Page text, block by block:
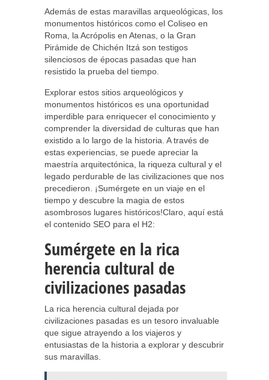
Además de estas maravillas arqueológicas, los
monumentos históricos como el Coliseo en
Roma, la Acrópolis en Atenas, o la Gran
Pirámide de Chichén Itzá son testigos
silenciosos de épocas pasadas que han
resistido la prueba del tiempo.
Explorar estos sitios arqueológicos y
monumentos históricos es una oportunidad
imperdible para enriquecer el conocimiento y
comprender la diversidad de culturas que han
existido a lo largo de la historia. A través de
estas experiencias, se puede apreciar la
maestría arquitectónica, la riqueza cultural y el
legado perdurable de las civilizaciones que nos
precedieron. ¡Sumérgete en un viaje en el
tiempo y descubre la magia de estos
asombrosos lugares históricos!Claro, aquí está
el contenido SEO para el H2:
Sumérgete en la rica
herencia cultural de
civilizaciones pasadas
La rica herencia cultural dejada por
civilizaciones pasadas es un tesoro invaluable
que sigue atrayendo a los viajeros y
entusiastas de la historia a explorar y descubrir
sus maravillas.